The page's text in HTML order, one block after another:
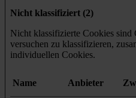
Nicht klassifiziert (2)
Nicht klassifizierte Cookies sind
versuchen zu klassifizieren,
individuellen Cookies.
Name Anbieter